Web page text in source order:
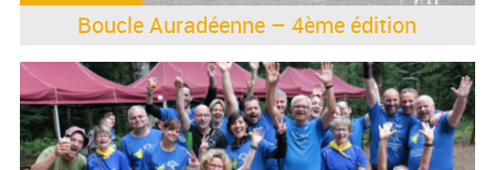
Boucle Auradéenne – 4ème édition